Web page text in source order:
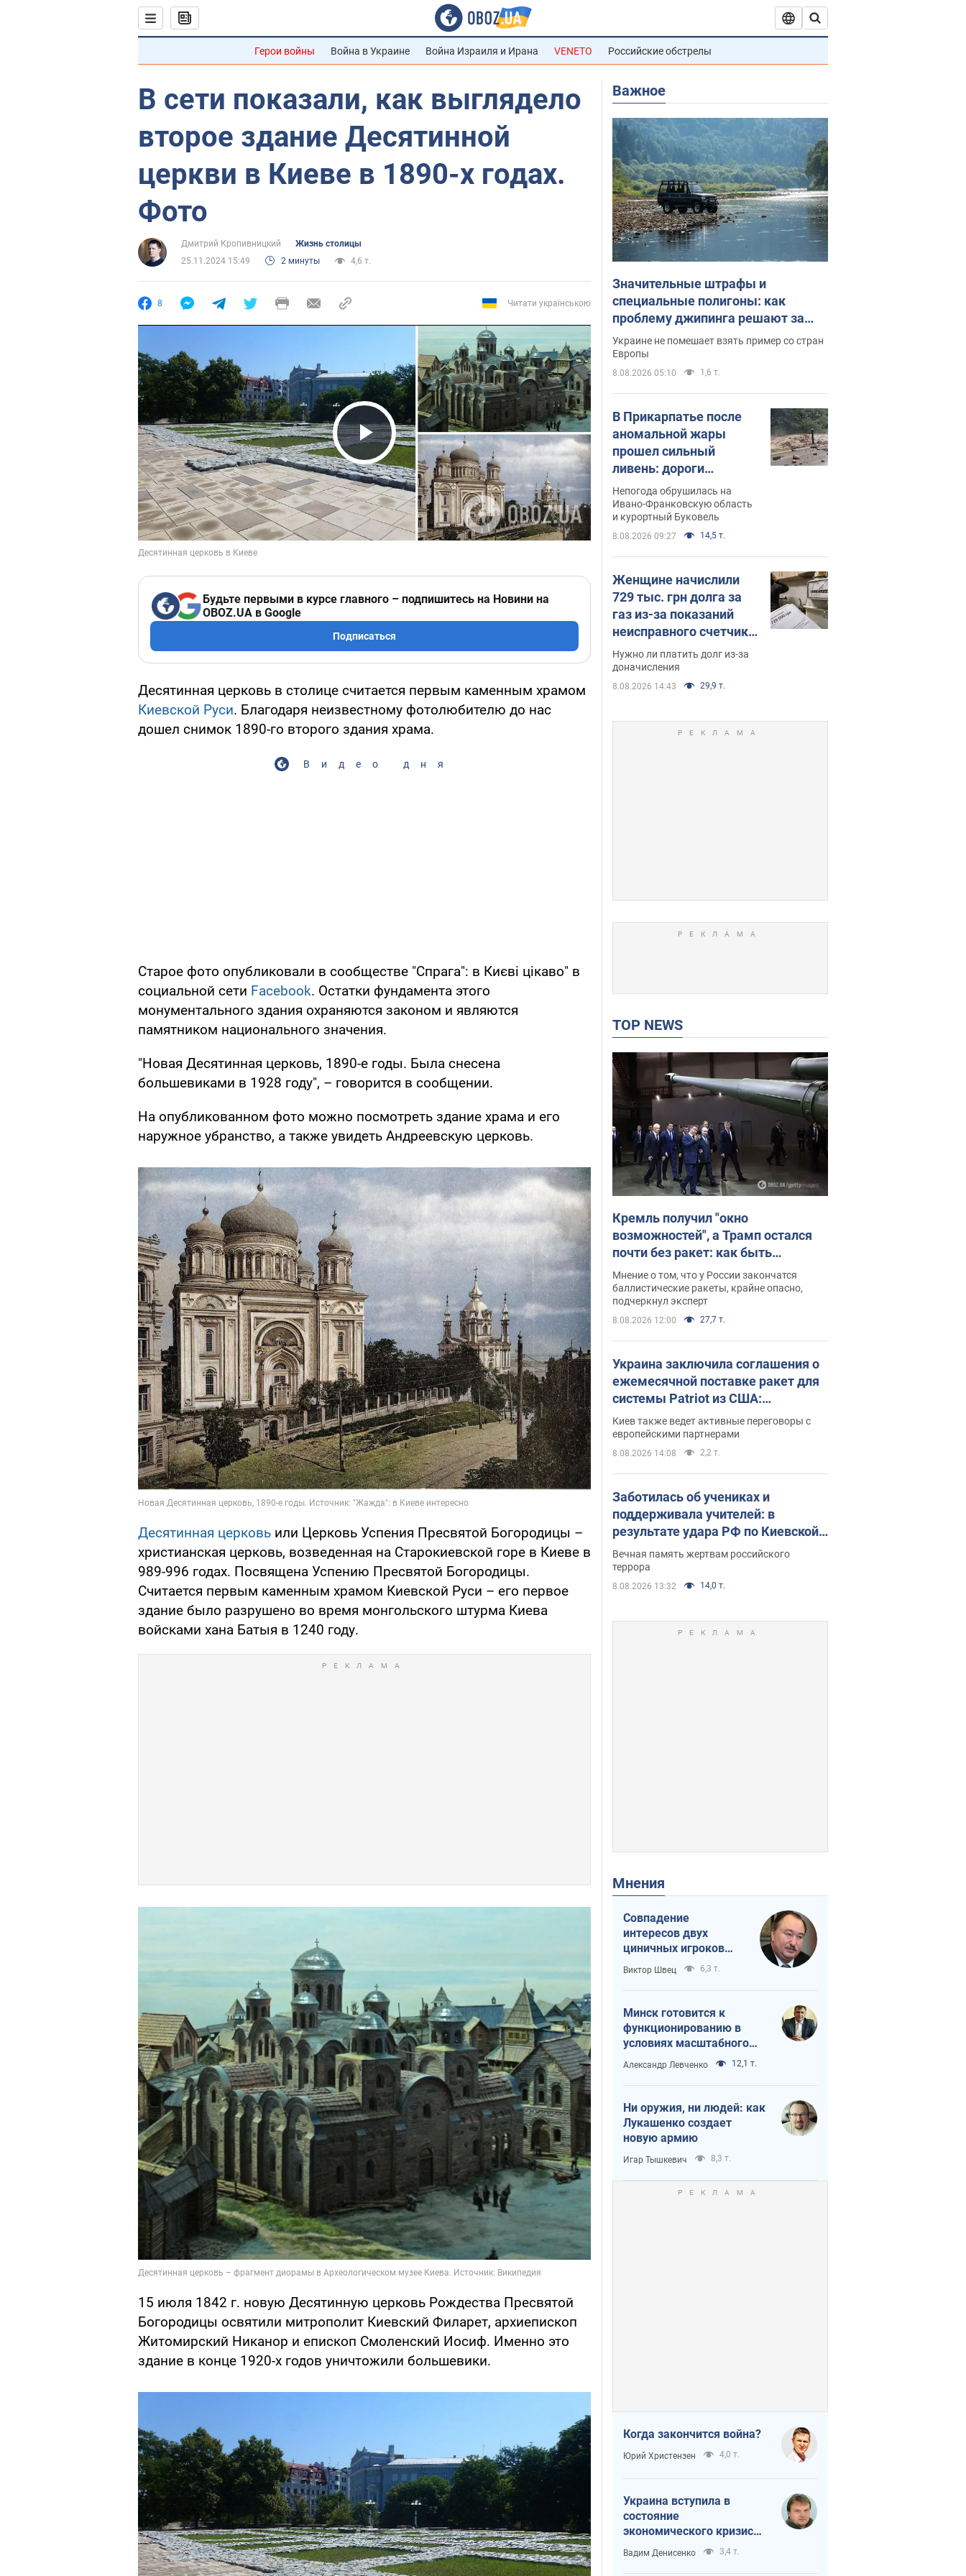
Герои войны Война в Украине Война Израиля и Ирана VENETO Российские обстрелы
В сети показали, как выглядело
второе здание Десятинной
церкви в Киеве в 1890-х годах.
Фото
Дмитрий Кропивницкий
Жизнь столицы
25.11.2024 15:49
2 минуты 4,6 т.
8 Читати українською
Play Video
Будьте первыми в курсе главного – подпишитесь на Новини на
OBOZ.UA в Google
Подписаться
Десятинная церковь в столице считается первым каменным храмом
Киевской Руси. Благодаря неизвестному фотолюбителю до нас
дошел снимок 1890-го второго здания храма.
Видео дня
Старое фото опубликовали в сообществе "Спрага": в Києві цікаво" в
социальной сети Facebook. Остатки фундамента этого
монументального здания охраняются законом и являются
памятником национального значения.
"Новая Десятинная церковь, 1890-е годы. Была снесена
большевиками в 1928 году", – говорится в сообщении.
На опубликованном фото можно посмотреть здание храма и его
наружное убранство, а также увидеть Андреевскую церковь.
Десятинная церковь или Церковь Успения Пресвятой Богородицы –
христианская церковь, возведенная на Старокиевской горе в Киеве в
989-996 годах. Посвящена Успению Пресвятой Богородицы.
Считается первым каменным храмом Киевской Руси – его первое
здание было разрушено во время монгольского штурма Киева
войсками хана Батыя в 1240 году.
15 июля 1842 г. новую Десятинную церковь Рождества Пресвятой
Богородицы освятили митрополит Киевский Филарет, архиепископ
Житомирский Никанор и епископ Смоленский Иосиф. Именно это
здание в конце 1920-х годов уничтожили большевики.
Важное
Значительные штрафы и
специальные полигоны: как
проблему джипинга решают за
границей
Украине не помешает взять пример со стран
Европы
8.08.2026 05:10 1,6 т.
В Прикарпатье после
аномальной жары
прошел сильный
ливень: дороги
превратились в реки.
Видео
Непогода обрушилась на
Ивано-Франковскую область
и курортный Буковель
8.08.2026 09:27 14,5 т.
Женщине начислили
729 тыс. грн долга за
газ из-за показаний
неисправного счетчика:
судья вынес
неожиданное решение
Нужно ли платить долг из-за
доначисления
8.08.2026 14:43 29,9 т.
TOP NEWS
Кремль получил "окно
возможностей", а Трамп остался
почти без ракет: как быть
Украине? Интервью с Мельником
Мнение о том, что у России закончатся
баллистические ракеты, крайне опасно,
подчеркнул эксперт
8.08.2026 12:00 27,7 т.
Украина заключила соглашения о
ежемесячной поставке ракет для
системы Patriot из США:
Зеленский раскрыл подробности
Киев также ведет активные переговоры с
европейскими партнерами
8.08.2026 14:08 2,2 т.
Заботилась об учениках и
поддерживала учителей: в
результате удара РФ по Киевской
области погибли директор
киевского лицея, её муж и внук
Вечная память жертвам российского
террора
8.08.2026 13:32 14,0 т.
Мнения
Совпадение
интересов двух
циничных игроков
или тайный план
Трампа и Путина?
Виктор Швец 6,3 т.
Минск готовится к
функционированию в
условиях масштабного
военного кризиса
Александр Левченко 12,1 т.
Ни оружия, ни людей: как
Лукашенко создает
новую армию
Игар Тышкевич 8,3 т.
Когда закончится война?
Юрий Христензен 4,0 т.
Украина вступила в
состояние
экономического кризиса.
Есть ли свет в конце
туннеля?
Вадим Денисенко 3,4 т.